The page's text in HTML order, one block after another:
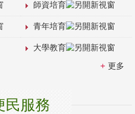
師資培育
青年培育
大學教育
更多
民服務